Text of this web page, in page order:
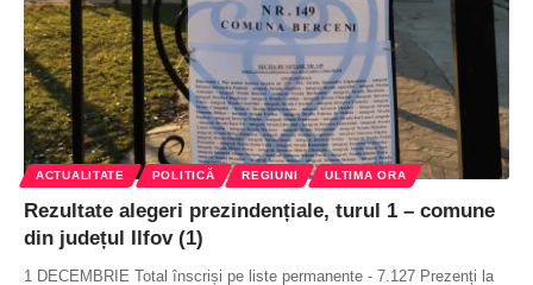
ACTUALITATE POLITICĂ REGIUNI ULTIMA ORA
Rezultate alegeri prezindențiale, turul 1 – comune
din județul Ilfov (1)
1 DECEMBRIE Total înscriși pe liste permanente - 7.127 Prezenți la